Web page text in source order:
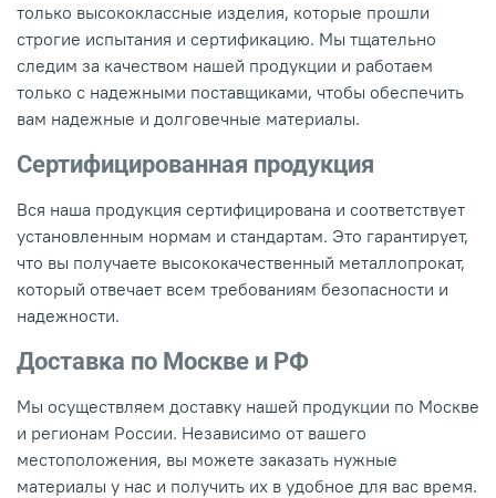
только высококлассные изделия, которые прошли
строгие испытания и сертификацию. Мы тщательно
следим за качеством нашей продукции и работаем
только с надежными поставщиками, чтобы обеспечить
вам надежные и долговечные материалы.
Сертифицированная продукция
Вся наша продукция сертифицирована и соответствует
установленным нормам и стандартам. Это гарантирует,
что вы получаете высококачественный металлопрокат,
который отвечает всем требованиям безопасности и
надежности.
Доставка по Москве и РФ
Мы осуществляем доставку нашей продукции по Москве
и регионам России. Независимо от вашего
местоположения, вы можете заказать нужные
материалы у нас и получить их в удобное для вас время.